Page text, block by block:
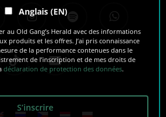
instagram spotify
email
Anglais (EN)
au Old Gang’s Herald avec des informations
produits et les offres. J’ai pris connaissance
de la performance contenues dans le
de l’inscription et de mes droits de
déclaration de protection des données.